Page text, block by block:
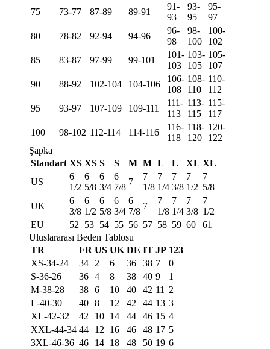
75
73-77 87-89 89-91
91-
93
93-
95
95-
97
80
78-82 92-94 94-96
96-
98
98-
100
100-
102
85
83-87 97-99 99-101
101-
103
103-
105
105-
107
90
88-92 102-104 104-106
106-
108
108-
110
110-
112
95
93-97 107-109 109-111
111-
113
113-
115
115-
117
100
98-102 112-114 114-116
116-
118
118-
120
120-
122
Şapka
Standart XS XS S S M M L L XL XL
US
6
1/2
6
5/8
6
3/4
6
7/8
7
7
1/8
7
1/4
7
3/8
7
1/2
7
5/8
UK
6
3/8
6
1/2
6
5/8
6
3/4
6
7/8
7
7
1/8
7
1/4
7
3/8
7
1/2
EU
52 53 54 55 56 57 58 59 60
61
Uluslararası Beden Tablosu
TR
FR US UK DE IT JP 123
XS-34-24
34 2 6 36 38 7
0
S-36-26
36 4 8 38 40 9
1
M-38-28
38 6 10 40 42 11
2
L-40-30
40 8 12 42 44 13 3
XL-42-32
42 10 14 44 46 15 4
XXL-44-34 44 12 16 46 48 17 5
3XL-46-36 46 14 18 48 50 19 6